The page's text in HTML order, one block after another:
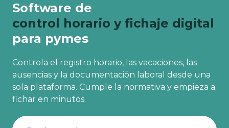
Software de
control horario y fichaje digital
para pymes
Controla el registro horario, las vacaciones, las
ausencias y la documentación laboral desde una
sola plataforma. Cumple la normativa y empieza a
fichar en minutos.